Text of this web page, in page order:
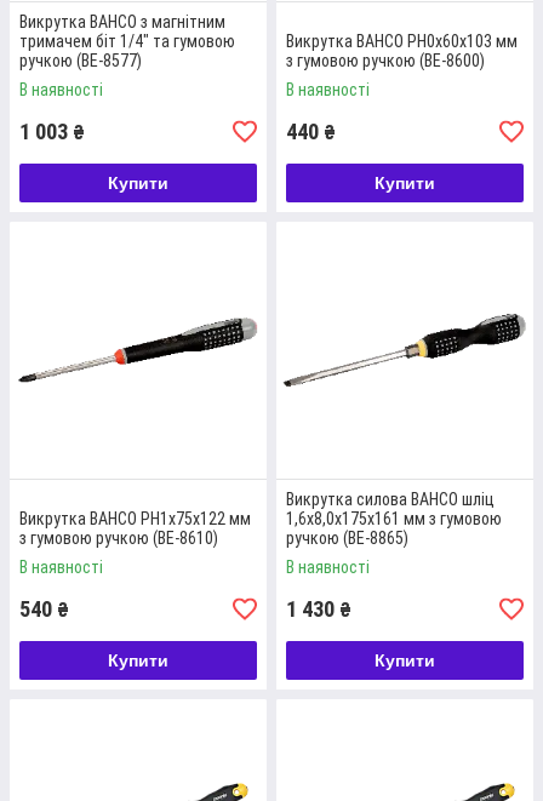
Детальніше
Викрутка BAHCO з магнітним
тримачем біт 1/4" та гумовою
ручкою (BE-8577)
В наявності
1 003 ₴
Купити
Викрутка BAHCO PH0x60x103 мм
з гумовою ручкою (BE-8600)
В наявності
440 ₴
Купити
Викрутка BAHCO PH1x75x122 мм
з гумовою ручкою (BE-8610)
В наявності
540 ₴
Купити
Викрутка силова BAHCO шліц
1,6х8,0х175х161 мм з гумовою
ручкою (BE-8865)
В наявності
1 430 ₴
Купити